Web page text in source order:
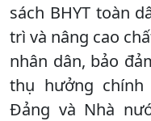
sách BHYT toàn
trì và nâng cao
nhân dân, bảo
thụ hưởng
Đảng và Nhà